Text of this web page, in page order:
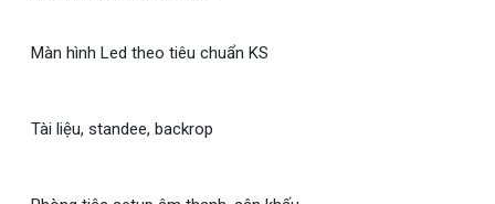
Màn hình Led theo tiêu chuẩn KS
Tài liệu, standee, backrop